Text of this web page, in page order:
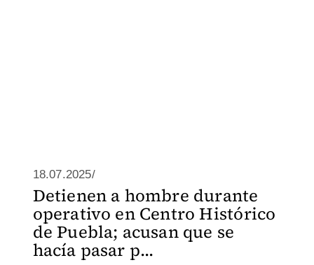
18.07.2025/
Detienen a hombre durante
operativo en Centro Histórico
de Puebla; acusan que se
hacía pasar p...